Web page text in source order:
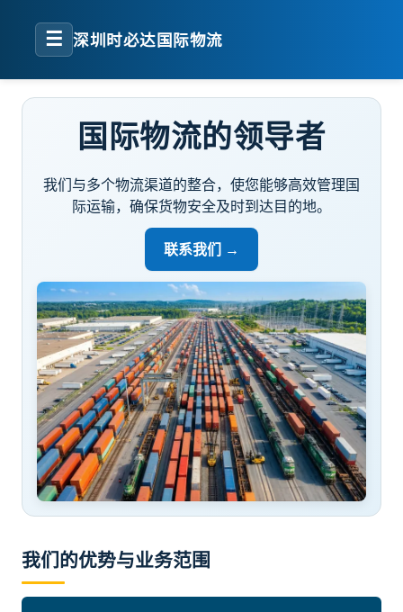
☰ 深圳时必达国际物流
国际物流的领导者
我们与多个物流渠道的整合，使您能够高效管理国
际运输，确保货物安全及时到达目的地。
联系我们 →
我们的优势与业务范围